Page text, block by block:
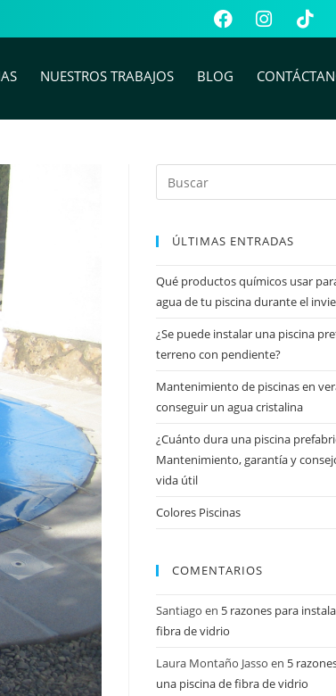
NUESTROS TRABAJOS BLOG
ÚLTIMAS ENTRADAS
Qué productos químicos usar
agua de tu piscina durante el
¿Se puede instalar una piscina
terreno con pendiente?
Mantenimiento de piscinas en
conseguir un agua cristalina
¿Cuánto dura una piscina
Mantenimiento, garantía y
vida útil
Colores Piscinas
COMENTARIOS
Santiago en 5 razones para
fibra de vidrio
Laura Montaño Jasso en 5
una piscina de fibra de vidrio